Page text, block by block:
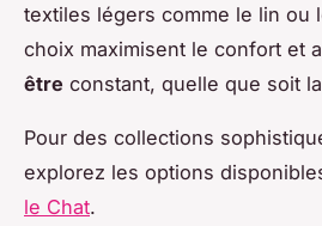
textiles légers comme le lin ou
choix maximisent le confort et
être constant, quelle que soit
Pour des collections
explorez les options
le Chat.